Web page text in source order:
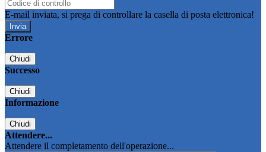
E-mail inviata, si prega di controllare la casella di posta elettronica!
Errore
Chiudi
Successo
Chiudi
Informazione
Chiudi
Attendere...
Attendere il completamento dell'operazione...